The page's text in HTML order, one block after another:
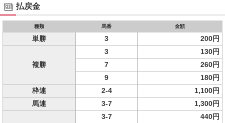
払戻金
種類 馬番 金額
単勝 3 200円
複勝
3
130円
7
260円
9
180円
枠連
2-4
1,100円
馬連
3-7 1,300円
3-7
440円